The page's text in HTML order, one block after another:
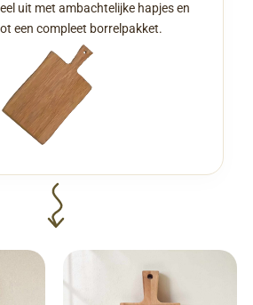
uit met ambachtelijke hapjes en
een compleet borrelpakket.